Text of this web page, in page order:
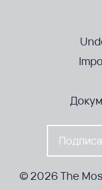
© 2026 The